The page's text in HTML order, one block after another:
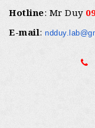
Hotline: Mr Duy
E-mail: